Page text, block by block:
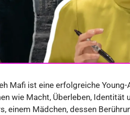
Mafi ist eine erfolgreiche
wie Macht, Überleben, Identität
einem Mädchen, dessen